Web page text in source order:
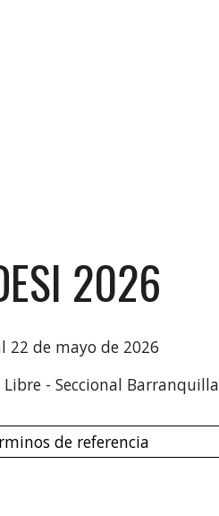
2026
22 de mayo de 2026
- Seccional Barranquilla
de referencia